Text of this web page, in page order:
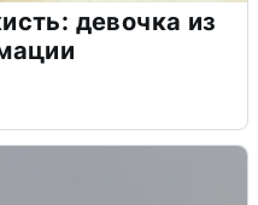
девочка из